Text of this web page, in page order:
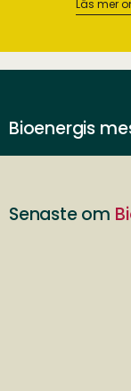
Läs mer
Bioenergis
Senaste om